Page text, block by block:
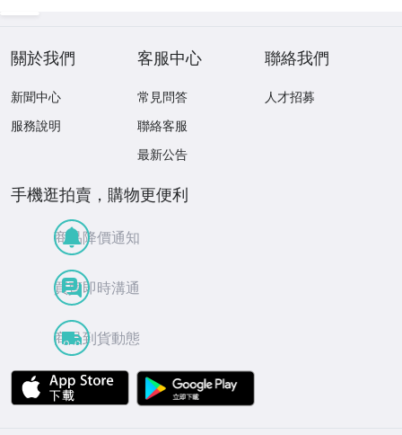
關於我們
新聞中心
服務說明
客服中心
常見問答
聯絡客服
最新公告
聯絡我們
人才招募
手機逛拍賣，購物更便利
商品降價通知
買賣即時溝通
商品到貨動態
APP Store